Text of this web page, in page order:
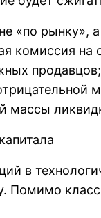
«по рынку»,
комиссия на
массы
в
Помимо